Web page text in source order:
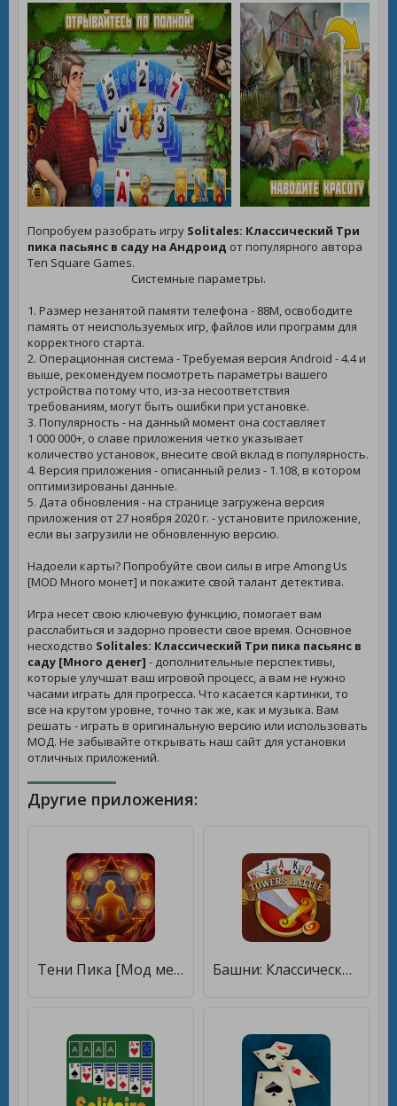
Попробуем разобрать игру Solitales: Классический Три
пика пасьянс в саду на Андроид от популярного автора
Ten Square Games.
Системные параметры.
1. Размер незанятой памяти телефона - 88M, освободите
память от неиспользуемых игр, файлов или программ для
корректного старта.
2. Операционная система - Требуемая версия Android - 4.4 и
выше, рекомендуем посмотреть параметры вашего
устройства потому что, из-за несоответствия
требованиям, могут быть ошибки при установке.
3. Популярность - на данный момент она составляет
1 000 000+, о славе приложения четко указывает
количество установок, внесите свой вклад в популярность.
4. Версия приложения - описанный релиз - 1.108, в котором
оптимизированы данные.
5. Дата обновления - на странице загружена версия
приложения от 27 ноября 2020 г. - установите приложение,
если вы загрузили не обновленную версию.
Надоели карты? Попробуйте свои силы в игре Among Us
[MOD Много монет] и покажите свой талант детектива.
Игра несет свою ключевую функцию, помогает вам
расслабиться и задорно провести свое время. Основное
несходство Solitales: Классический Три пика пасьянс в
саду [Много денег] - дополнительные перспективы,
которые улучшат ваш игровой процесс, а вам не нужно
часами играть для прогресса. Что касается картинки, то
все на крутом уровне, точно так же, как и музыка. Вам
решать - играть в оригинальную версию или использовать
МОД. Не забывайте открывать наш сайт для установки
отличных приложений.
Другие приложения:
Тени Пика [Мод меню] Башни: Классический пасьянс [Мод меню]